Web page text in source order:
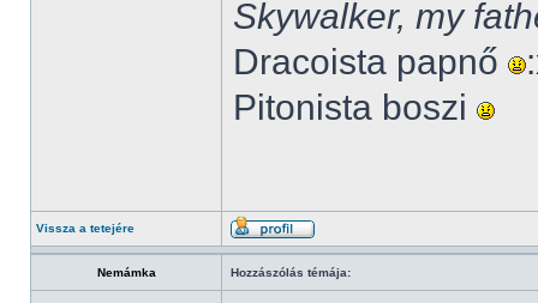
Skywalker, my
Dracoista papnő
Pitonista boszi
Vissza a tetejére
Nemámka Hozzászólás témája: